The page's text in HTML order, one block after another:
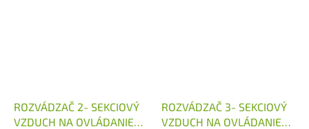
ROZVÁDZAČ 2- SEKCIOVÝ
VZDUCH NA OVLÁDANIE
ROZVÁDZAČ 3- SEKCIOVÝ
VZDUCH NA OVLÁDANIE